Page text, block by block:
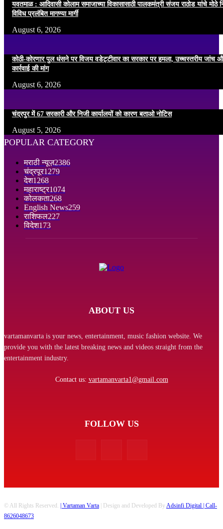
यवतमाळ : आदिवासी कोलाम समाजाच्या विकासासाठी पालकमंत्री संजय राठोड यांचे मोठे
विविध प्रलंबित मागण्या मार्गी
August 6, 2026
कोठी-कोरणार पुल धंसने पर विजय वडेट्टीवार का सरकार पर हमला, उच्चस्तरीय जांच
कार्रवाई की मांग
August 6, 2026
चंद्रपुर में 67 सरकारी और निजी कार्यालयों को कारण बताओ नोटिस
August 5, 2026
POPULAR CATEGORY
मराठी न्यूज़2386
चंद्रपूर1279
देश1268
महाराष्ट्र1074
कोलकता268
English News259
राशिफल227
विदेश173
ABOUT US
vartamanvarta is your news, entertainment, music fashion website. We
provide you with the latest breaking news and videos straight from the
entertainment industry.
Contact us: vartamanvarta1@gmail.com
FOLLOW US
© All Rights Reserved. | Vartaman Varta | Design and Developed ByAdsinfi Digital | Call-
8626048673